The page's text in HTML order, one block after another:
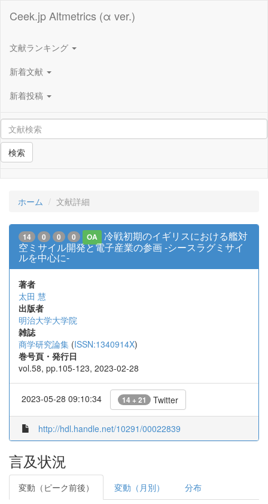
Ceek.jp Altmetrics (α ver.)
文献ランキング
新着文献
新着投稿
検索
ホーム 文献詳細
14 0 0 0 OA
冷戦初期のイギリスにおける艦対
空ミサイル開発と電子産業の参画 -シースラグミサイ
ルを中心に-
著者
太田 慧
出版者
明治大学大学院
雑誌
商学研究論集 (ISSN:1340914X)
巻号頁・発行日
vol.58, pp.105-123, 2023-02-28
2023-05-28 09:10:34 14 + 21 Twitter
http://hdl.handle.net/10291/00022839
言及状況
変動（ピーク前後） 変動（月別） 分布